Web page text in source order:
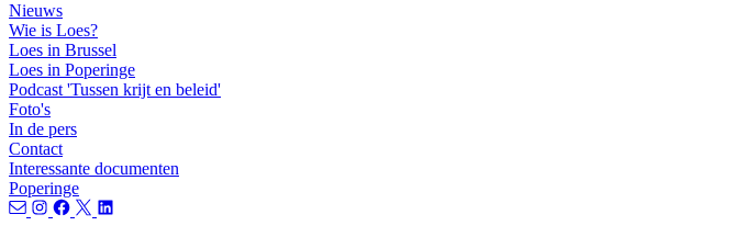
Nieuws
Wie is Loes?
Loes in Brussel
Loes in Poperinge
Podcast 'Tussen krijt en beleid'
Foto's
In de pers
Contact
Interessante documenten
Poperinge